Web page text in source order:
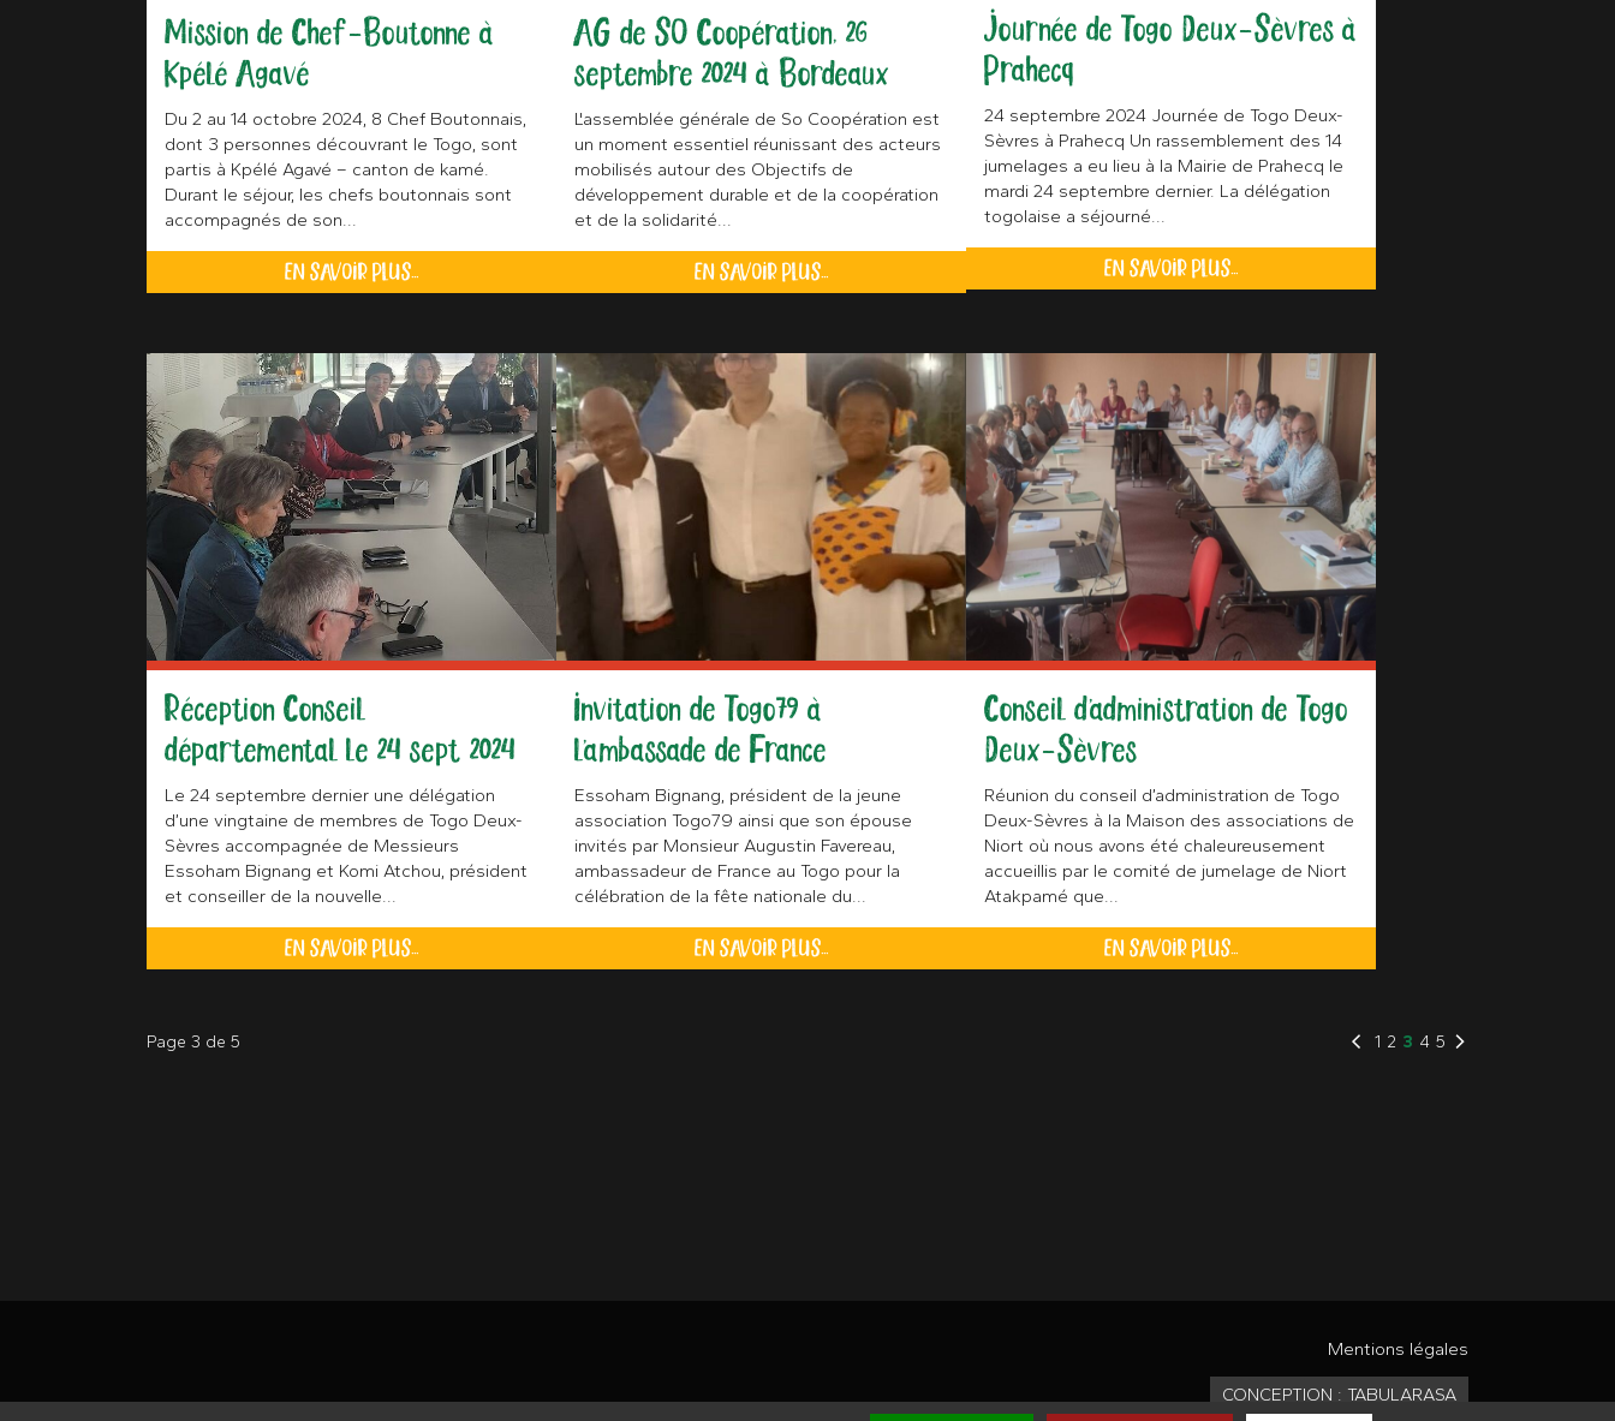
Mission de Chef-Boutonne à
Kpélé Agavé
Du 2 au 14 octobre 2024, 8 Chef Boutonnais,
dont 3 personnes découvrant le Togo, sont
partis à Kpélé Agavé – canton de kamé.
Durant le séjour, les chefs boutonnais sont
accompagnés de son...
EN SAVOIR PLUS...
AG de SO Coopération, 26
septembre 2024 à Bordeaux
L'assemblée générale de So Coopération est
un moment essentiel réunissant des acteurs
mobilisés autour des Objectifs de
développement durable et de la coopération
et de la solidarité...
EN SAVOIR PLUS...
Journée de Togo Deux-Sèvres à
Prahecq
24 septembre 2024 Journée de Togo Deux-
Sèvres à Prahecq Un rassemblement des 14
jumelages a eu lieu à la Mairie de Prahecq le
mardi 24 septembre dernier. La délégation
togolaise a séjourné...
EN SAVOIR PLUS...
Réception Conseil
départemental le 24 sept 2024
Le 24 septembre dernier une délégation
d’une vingtaine de membres de Togo Deux-
Sèvres accompagnée de Messieurs
Essoham Bignang et Komi Atchou, président
et conseiller de la nouvelle...
EN SAVOIR PLUS...
Invitation de Togo79 à
l'ambassade de France
Essoham Bignang, président de la jeune
association Togo79 ainsi que son épouse
invités par Monsieur Augustin Favereau,
ambassadeur de France au Togo pour la
célébration de la fête nationale du...
EN SAVOIR PLUS...
Conseil d’administration de Togo
Deux-Sèvres
Réunion du conseil d’administration de Togo
Deux-Sèvres à la Maison des associations de
Niort où nous avons été chaleureusement
accueillis par le comité de jumelage de Niort
Atakpamé que...
EN SAVOIR PLUS...
Page 3 de 5 1 2 3 4 5
Mentions légales
CONCEPTION : TABULARASA